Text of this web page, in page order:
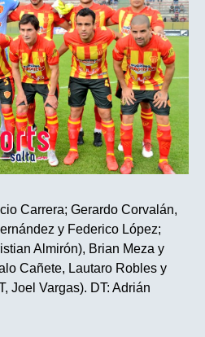
Carrera; Gerardo Corvalán,
y Federico López;
Almirón), Brian Meza y
Cañete, Lautaro Robles y
Joel Vargas). DT: Adrián